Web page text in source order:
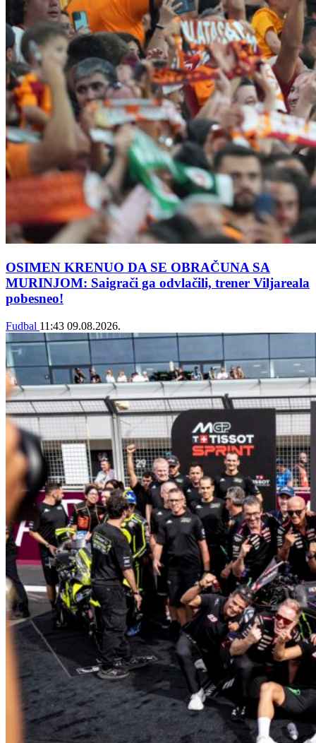
OSIMEN KRENUO DA SE OBRAČUNA SA
MURINJOM: Saigrači ga odvlačili, trener Viljareala
pobesneo!
Fudbal 11:43 09.08.2026.